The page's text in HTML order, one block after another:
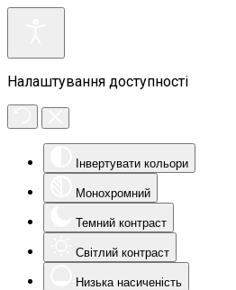
Налаштування доступності
Інвертувати кольори
Монохромний
Темний контраст
Світлий контраст
Низька насиченість